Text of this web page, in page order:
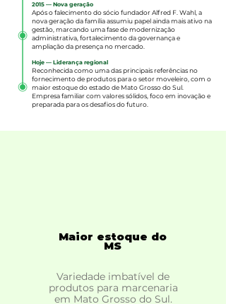
2015 — Nova geração
Após o falecimento do sócio fundador Alfred F. Wahl, a
nova geração da família assumiu papel ainda mais ativo na
gestão, marcando uma fase de modernização
administrativa, fortalecimento da governança e
ampliação da presença no mercado.
Hoje — Liderança regional
Reconhecida como uma das principais referências no
fornecimento de produtos para o setor moveleiro, com o
maior estoque do estado de Mato Grosso do Sul.
Empresa familiar com valores sólidos, foco em inovação e
preparada para os desafios do futuro.
Maior estoque do
MS
Variedade imbatível de
produtos para marcenaria
em Mato Grosso do Sul.